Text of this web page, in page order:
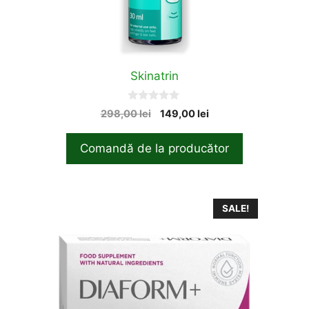
Skinatrin
0
o
o
5
298,00lei
Original
298,00 lei.
149,00leiCurrent
is:
149,00 lei.
Comandă de la producător
SALE!